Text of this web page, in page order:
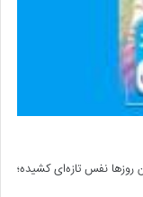
روزها نفس تازه‌ای کشیده؛